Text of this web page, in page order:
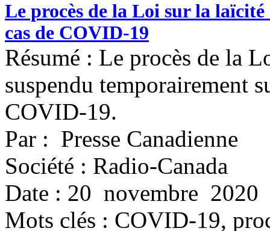
Le procès de la Loi sur la
cas de COVID-19
Résumé : Le procès de la
suspendu temporairement
COVID-19.
Par : Presse Canadienne
Société : Radio-Canada
Date : 20 novembre 2020
Mots clés : COVID-19,